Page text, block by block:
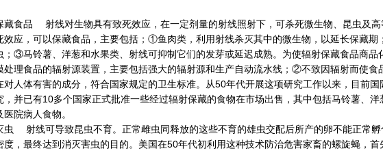
品 射线对生物具有致死效应，在一定剂量的射线照射下，可杀死微生物、昆虫及高
效应，可以保藏食品，主要包括；①鱼肉类，利用射线杀灭其中的微生物，以延长保藏
；③马铃薯、洋葱和水果类、射线可抑制它们的发芽或延迟成熟。为使辐射保藏食品商
处理食品的辐射源装置，主要包括强大的辐射源和生产自动流水线；②不致因辐射而使
对人体有害的成分，符合国家规定的卫生标准。从50年代开展这项研究工作以来，目前
，并已有10多个国家正式批准一些经过辐射保藏的食物在市场出售，其中包括马铃薯、洋
院病人食物。
射线可导致昆虫不育。正常雌虫同释放的这些不育的雄虫交配后所产的卵不能正常孵
度，最终达到消灭害虫的目的。美国在50年代初利用这种技术防治危害家畜的螺旋蝇，